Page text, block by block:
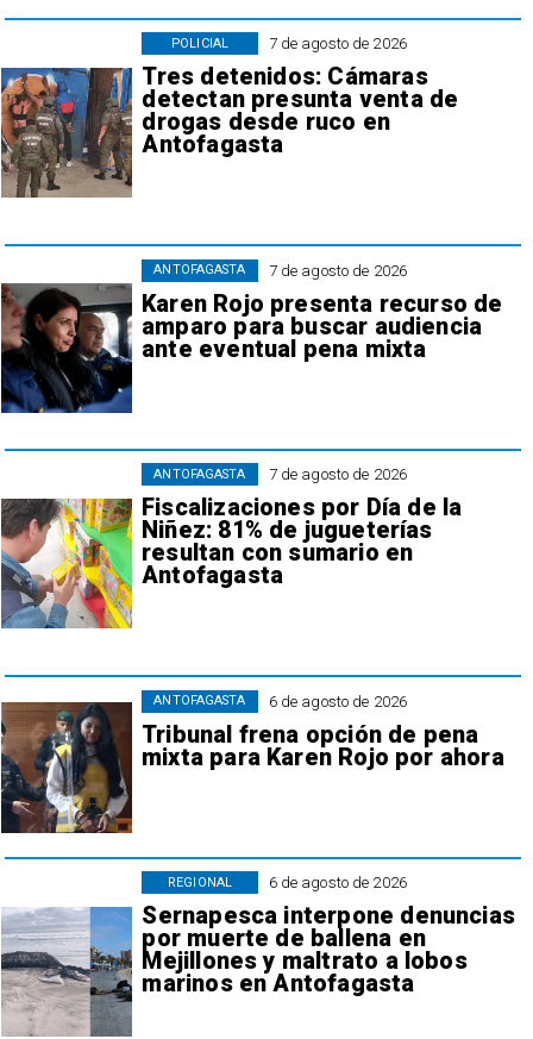
7 de agosto de 2026
Tres detenidos: Cámaras
detectan presunta venta de
drogas desde ruco en
Antofagasta
POLICIAL
7 de agosto de 2026
Karen Rojo presenta recurso de
amparo para buscar audiencia
ante eventual pena mixta
ANTOFAGASTA
7 de agosto de 2026
Fiscalizaciones por Día de la
Niñez: 81% de jugueterías
resultan con sumario en
Antofagasta
ANTOFAGASTA
6 de agosto de 2026
Tribunal frena opción de pena
mixta para Karen Rojo por ahora
ANTOFAGASTA
6 de agosto de 2026
Sernapesca interpone denuncias
por muerte de ballena en
Mejillones y maltrato a lobos
marinos en Antofagasta
REGIONAL